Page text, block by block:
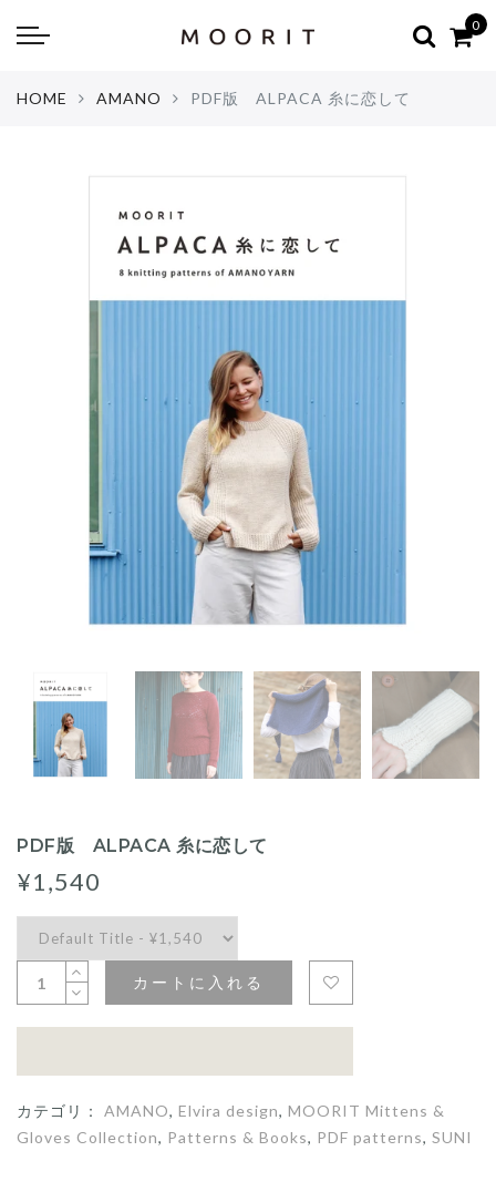
Back
編み物はじめて教室：棒針編
Errata お詫びと訂正
Back
Patterns & Books
0
HOME AMANO PDF版 ALPACA 糸に恋して
PDF版 ALPACA 糸に恋して
¥1,540
カートに入れる
カテゴリ： AMANO, Elvira design, MOORIT Mittens &
Gloves Collection, Patterns & Books, PDF patterns, SUNI